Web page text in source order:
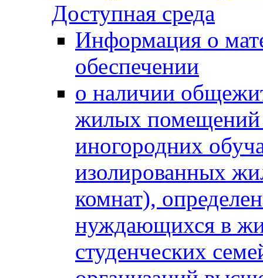
Доступная среда
Информация о
обеспечении
о наличии
жилых помещений
иногородних
изолированных
комнат),
нуждающихся в
студенческих